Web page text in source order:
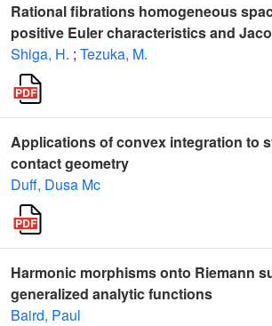
Rational fibrations homogeneous
positive Euler characteristics and
Shiga, H. ; Tezuka, M.
Applications of convex integration to
contact geometry
Duff, Dusa Mc
Harmonic morphisms onto Riemann
generalized analytic functions
Baird, Paul